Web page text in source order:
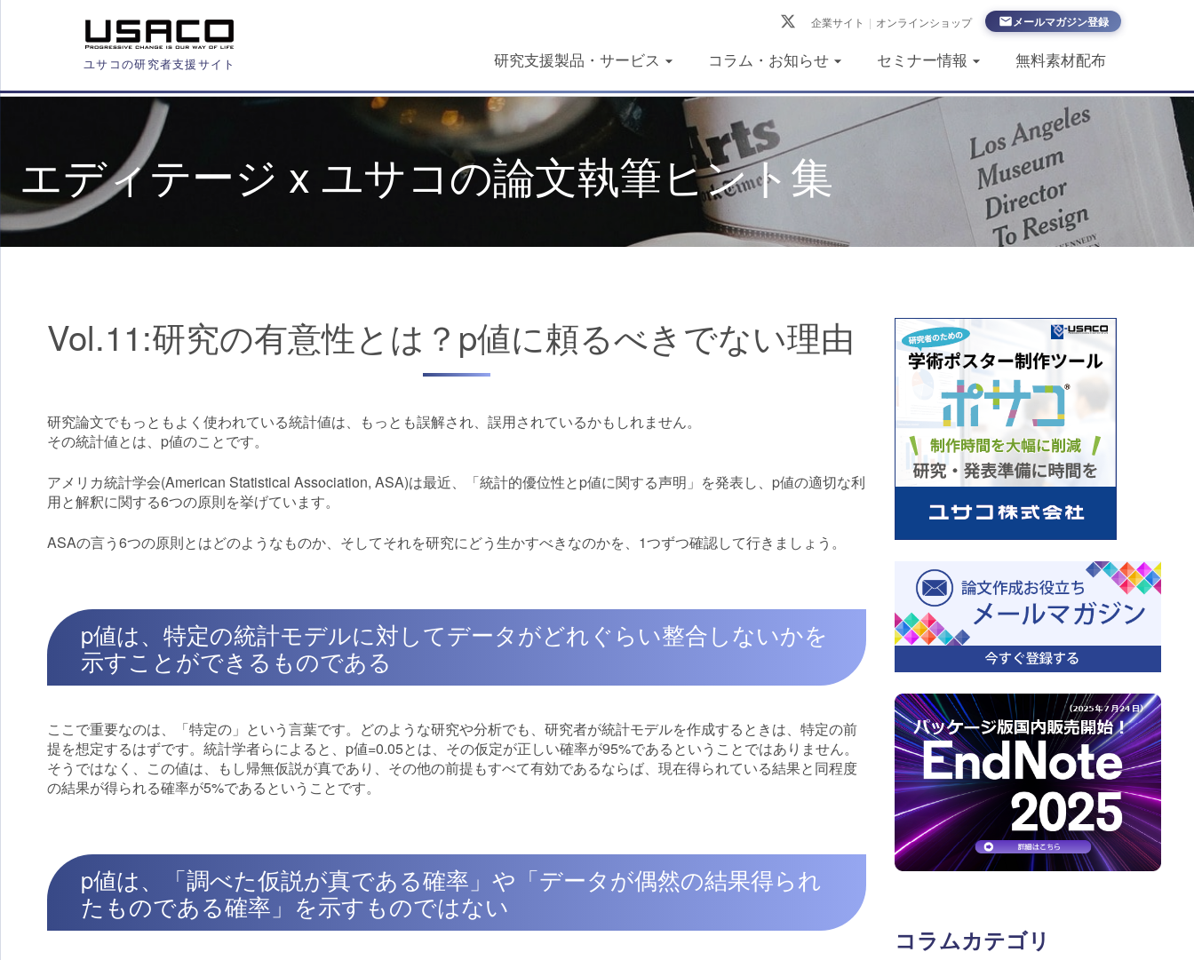
ユサコの研究者支援サイト
企業サイト | オンラインショップ メールマガジン登録
研究支援製品・サービス コラム・お知らせ セミナー情報 無料素材配布
エディテージ x ユサコの論文執筆ヒント集
Vol.11:研究の有意性とは？p値に頼るべきでない理由
研究論文でもっともよく使われている統計値は、もっとも誤解され、誤用されているかもしれません。
その統計値とは、p値のことです。
アメリカ統計学会(American Statistical Association, ASA)は最近、「統計的優位性とp値に関する声明」を発表し、p値の適切な利
用と解釈に関する6つの原則を挙げています。
ASAの言う6つの原則とはどのようなものか、そしてそれを研究にどう生かすべきなのかを、1つずつ確認して行きましょう。
p値は、特定の統計モデルに対してデータがどれぐらい整合しないかを
示すことができるものである
ここで重要なのは、「特定の」という言葉です。どのような研究や分析でも、研究者が統計モデルを作成するときは、特定の前
提を想定するはずです。統計学者らによると、p値=0.05とは、その仮定が正しい確率が95%であるということではありません。
そうではなく、この値は、もし帰無仮説が真であり、その他の前提もすべて有効であるならば、現在得られている結果と同程度
の結果が得られる確率が5%であるということです。
p値は、「調べた仮説が真である確率」や「データが偶然の結果得られ
たものである確率」を示すものではない
コラムカテゴリ